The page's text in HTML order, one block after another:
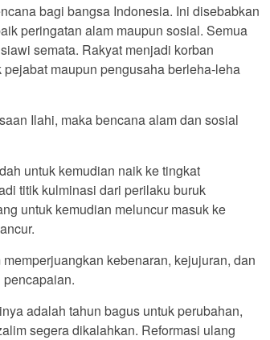
bagi bangsa Indonesia. Ini disebabkan
peringatan alam maupun sosial. Semua
semata. Rakyat menjadi korban
maupun pengusaha berleha-leha
Ilahi, maka bencana alam dan sosial
untuk kemudian naik ke tingkat
titik kulminasi dari perilaku buruk
untuk kemudian meluncur masuk ke
kebenaran, kejujuran, dan
adalah tahun bagus untuk perubahan,
segera dikalahkan. Reformasi ulang